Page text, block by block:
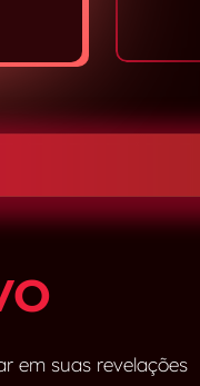
em suas revelações